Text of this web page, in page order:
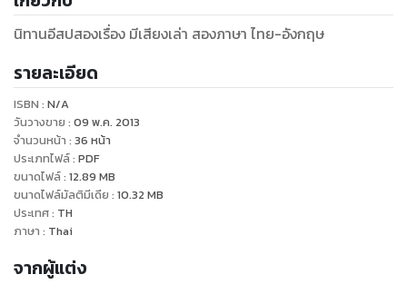
นิทานอีสปสองเรื่อง มีเสียงเล่า สองภาษา ไทย-อังกฤษ
รายละเอียด
ISBN : N/A
วันวางขาย : 09 พ.ค. 2013
จำนวนหน้า : 36 หน้า
ประเภทไฟล์: PDF
ขนาดไฟล์: 12.89 MB
ขนาดไฟล์มัลติมีเดีย : 10.32 MB
ประเทศ: TH
ภาษา : Thai
จากผู้แต่ง